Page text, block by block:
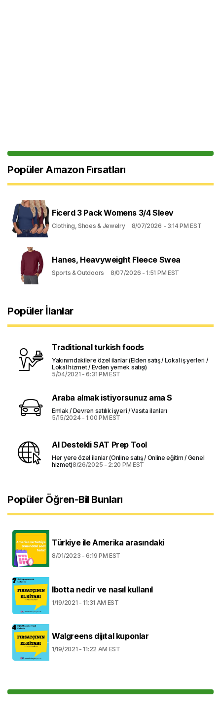
Popüler Amazon Fırsatları
Ficerd 3 Pack Womens 3/4 Sleev
Clothing, Shoes & Jewelry 8/07/2026 - 3:14 PM EST
Hanes, Heavyweight Fleece Swea
Sports & Outdoors 8/07/2026 - 1:51 PM EST
Popüler İlanlar
Traditional turkish foods
Yakınımdakilere özel ilanlar (Elden satış / Lokal iş yerleri /
Lokal hizmet / Evden yemek satışı)
5/04/2021 - 6:31 PM EST
Araba almak istiyorsunuz ama S
Emlak / Devren satılık işyeri / Vasıta ilanları
5/15/2024 - 1:00 PM EST
AI Destekli SAT Prep Tool
Her yere özel ilanlar (Online satış / Online eğitim / Genel
hizmet)8/26/2025 - 2:20 PM EST
Popüler Öğren-Bil Bunları
Türkiye ile Amerika arasındaki
8/01/2023 - 6:19 PM EST
Ibotta nedir ve nasıl kullanıl
1/19/2021 - 11:31 AM EST
Walgreens dijıtal kuponlar
1/19/2021 - 11:22 AM EST